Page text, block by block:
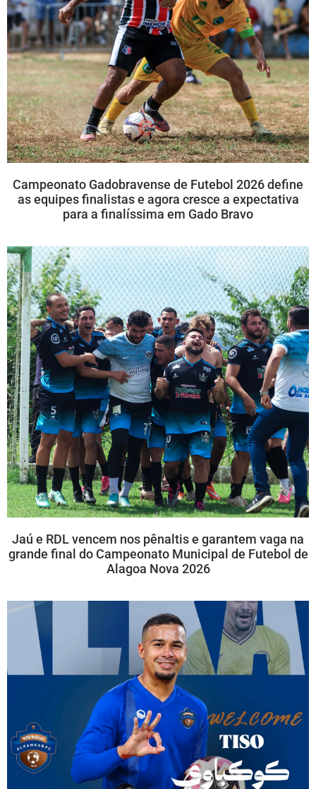
Campeonato Gadobravense de Futebol 2026 define
as equipes finalistas e agora cresce a expectativa
para a finalíssima em Gado Bravo
Jaú e RDL vencem nos pênaltis e garantem vaga na
grande final do Campeonato Municipal de Futebol de
Alagoa Nova 2026